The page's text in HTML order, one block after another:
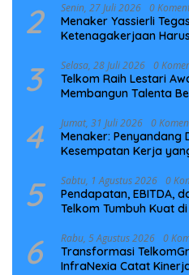
2 Senin, 27 Juli 2026 0
Menaker Yassierli
Ketenagakerjaan
3 Selasa, 28 Juli 2026 0
Telkom Raih Lestari
Membangun Talenta
4 Jumat, 31 Juli 2026 0
Menaker: Penyandang
Kesempatan Kerja
5 Sabtu, 1 Agustus 2026 0
Pendapatan, EBITDA,
Telkom Tumbuh Kuat
6 Rabu, 5 Agustus 2026 0
Transformasi
InfraNexia Catat